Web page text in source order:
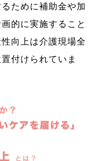
ために補助金や加
的に実施すること
向上は介護現場全
付けられていま